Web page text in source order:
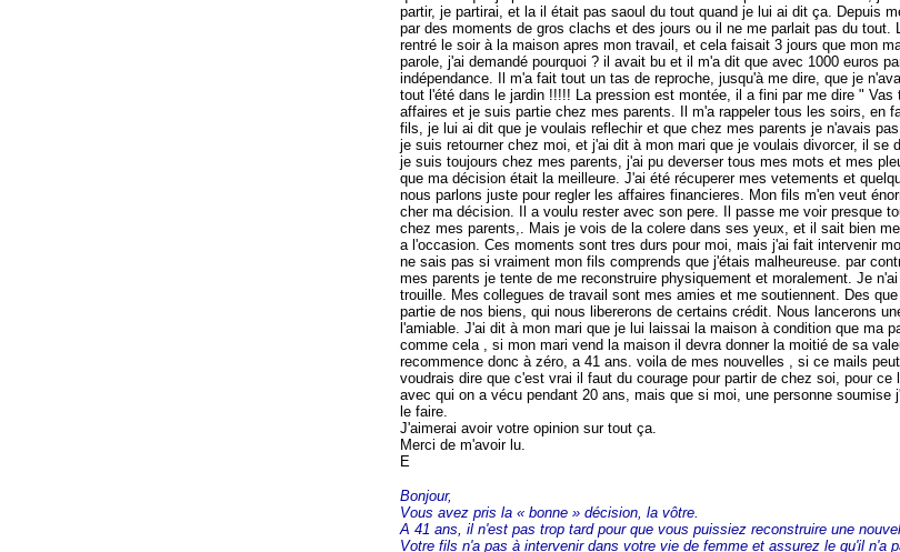
partir, je partirai, et la il était pas saoul du tout quand je lui ai dit ça. Depuis
par des moments de gros clachs et des jours ou il ne me parlait pas du tout.
rentré le soir à la maison apres mon travail, et cela faisait 3 jours que mon
parole, j'ai demandé pourquoi ? il avait bu et il m'a dit que avec 1000 euros
indépendance. Il m'a fait tout un tas de reproche, jusqu'à me dire, que je
tout l'été dans le jardin !!!!! La pression est montée, il a fini par me dire " Vas
affaires et je suis partie chez mes parents. Il m'a rappeler tous les soirs, en
fils, je lui ai dit que je voulais reflechir et que chez mes parents je n'avais
je suis retourner chez moi, et j'ai dit à mon mari que je voulais divorcer, il se
je suis toujours chez mes parents, j'ai pu deverser tous mes mots et mes
que ma décision était la meilleure. J'ai été récuperer mes vetements et
nous parlons juste pour regler les affaires financieres. Mon fils m'en veut
cher ma décision. Il a voulu rester avec son pere. Il passe me voir presque
chez mes parents,. Mais je vois de la colere dans ses yeux, et il sait bien
a l'occasion. Ces moments sont tres durs pour moi, mais j'ai fait intervenir
ne sais pas si vraiment mon fils comprends que j'étais malheureuse. par
mes parents je tente de me reconstruire physiquement et moralement. Je
trouille. Mes collegues de travail sont mes amies et me soutiennent. Des
partie de nos biens, qui nous libererons de certains crédit. Nous lancerons
l'amiable. J'ai dit à mon mari que je lui laissai la maison à condition que ma
comme cela , si mon mari vend la maison il devra donner la moitié de sa
recommence donc à zéro, a 41 ans. voila de mes nouvelles , si ce mails
voudrais dire que c'est vrai il faut du courage pour partir de chez soi, pour ce
avec qui on a vécu pendant 20 ans, mais que si moi, une personne soumise
le faire.
J'aimerai avoir votre opinion sur tout ça.
Merci de m'avoir lu.
E
Bonjour,
Vous avez pris la « bonne » décision, la vôtre.
A 41 ans, il n'est pas trop tard pour que vous puissiez reconstruire une
Votre fils n'a pas à intervenir dans votre vie de femme et assurez le qu'il n'a